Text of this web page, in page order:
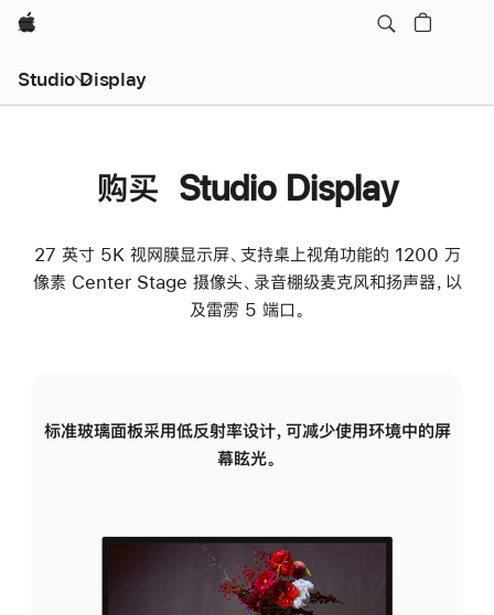
Apple
Studio Display
购买 Studio Display
27 英寸 5K 视网膜显示屏、支持桌上视角功能的 1200 万
像素 Center Stage 摄像头、录音棚级麦克风和扬声器，以
及雷雳 5 端口。
标准玻璃面板采用低反射率设计，可减少使用环境中的屏
幕眩光。